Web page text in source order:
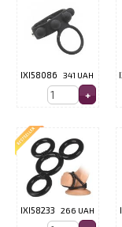
IXI58086 341 UAH
IXI58233 266 UAH